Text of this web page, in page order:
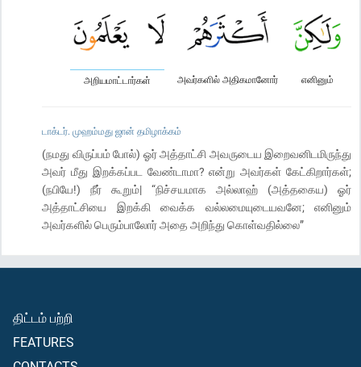
எனினும்
அவர்களில் அதிகமானோர்
அறியமாட்டார்கள்
டாக்டர். முஹம்மது ஜான் தமிழாக்கம்
(நமது விருப்பம் போல்) ஓர் அத்தாட்சி அவருடைய இறைவனிடமிருந்து
அவர் மீது இறக்கப்பட வேண்டாமா? என்று அவர்கள் கேட்கிறார்கள்;
(நபியே!) நீர் கூறும்| “நிச்சயமாக அல்லாஹ் (அத்தகைய) ஓர்
அத்தாட்சியை இறக்கி வைக்க வல்லமையுடையவனே; எனினும்
அவர்களில் பெரும்பாலோர் அதை அறிந்து கொள்வதில்லை”
திட்டம் பற்றி
FEATURES